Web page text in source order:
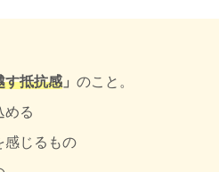
す抵抗感 」 のこと。
める
感じるもの